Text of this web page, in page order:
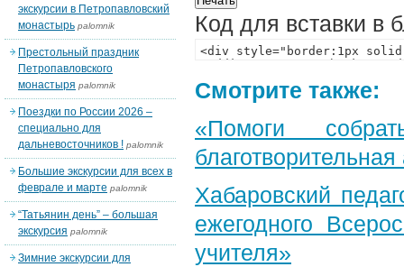
Код для вставки в
Смотрите также:
«Помоги
Хабаровский
ежегодного
учителя»
экскурсии в Петропавловский
монастырь palomnik
Престольный праздник
Петропавловского
монастыря palomnik
Поездки по России 2026 –
специально для
дальневосточников ! palomnik
Большие экскурсии для всех в
феврале и марте palomnik
“Татьянин день” – большая
экскурсия palomnik
Зимние экскурсии для